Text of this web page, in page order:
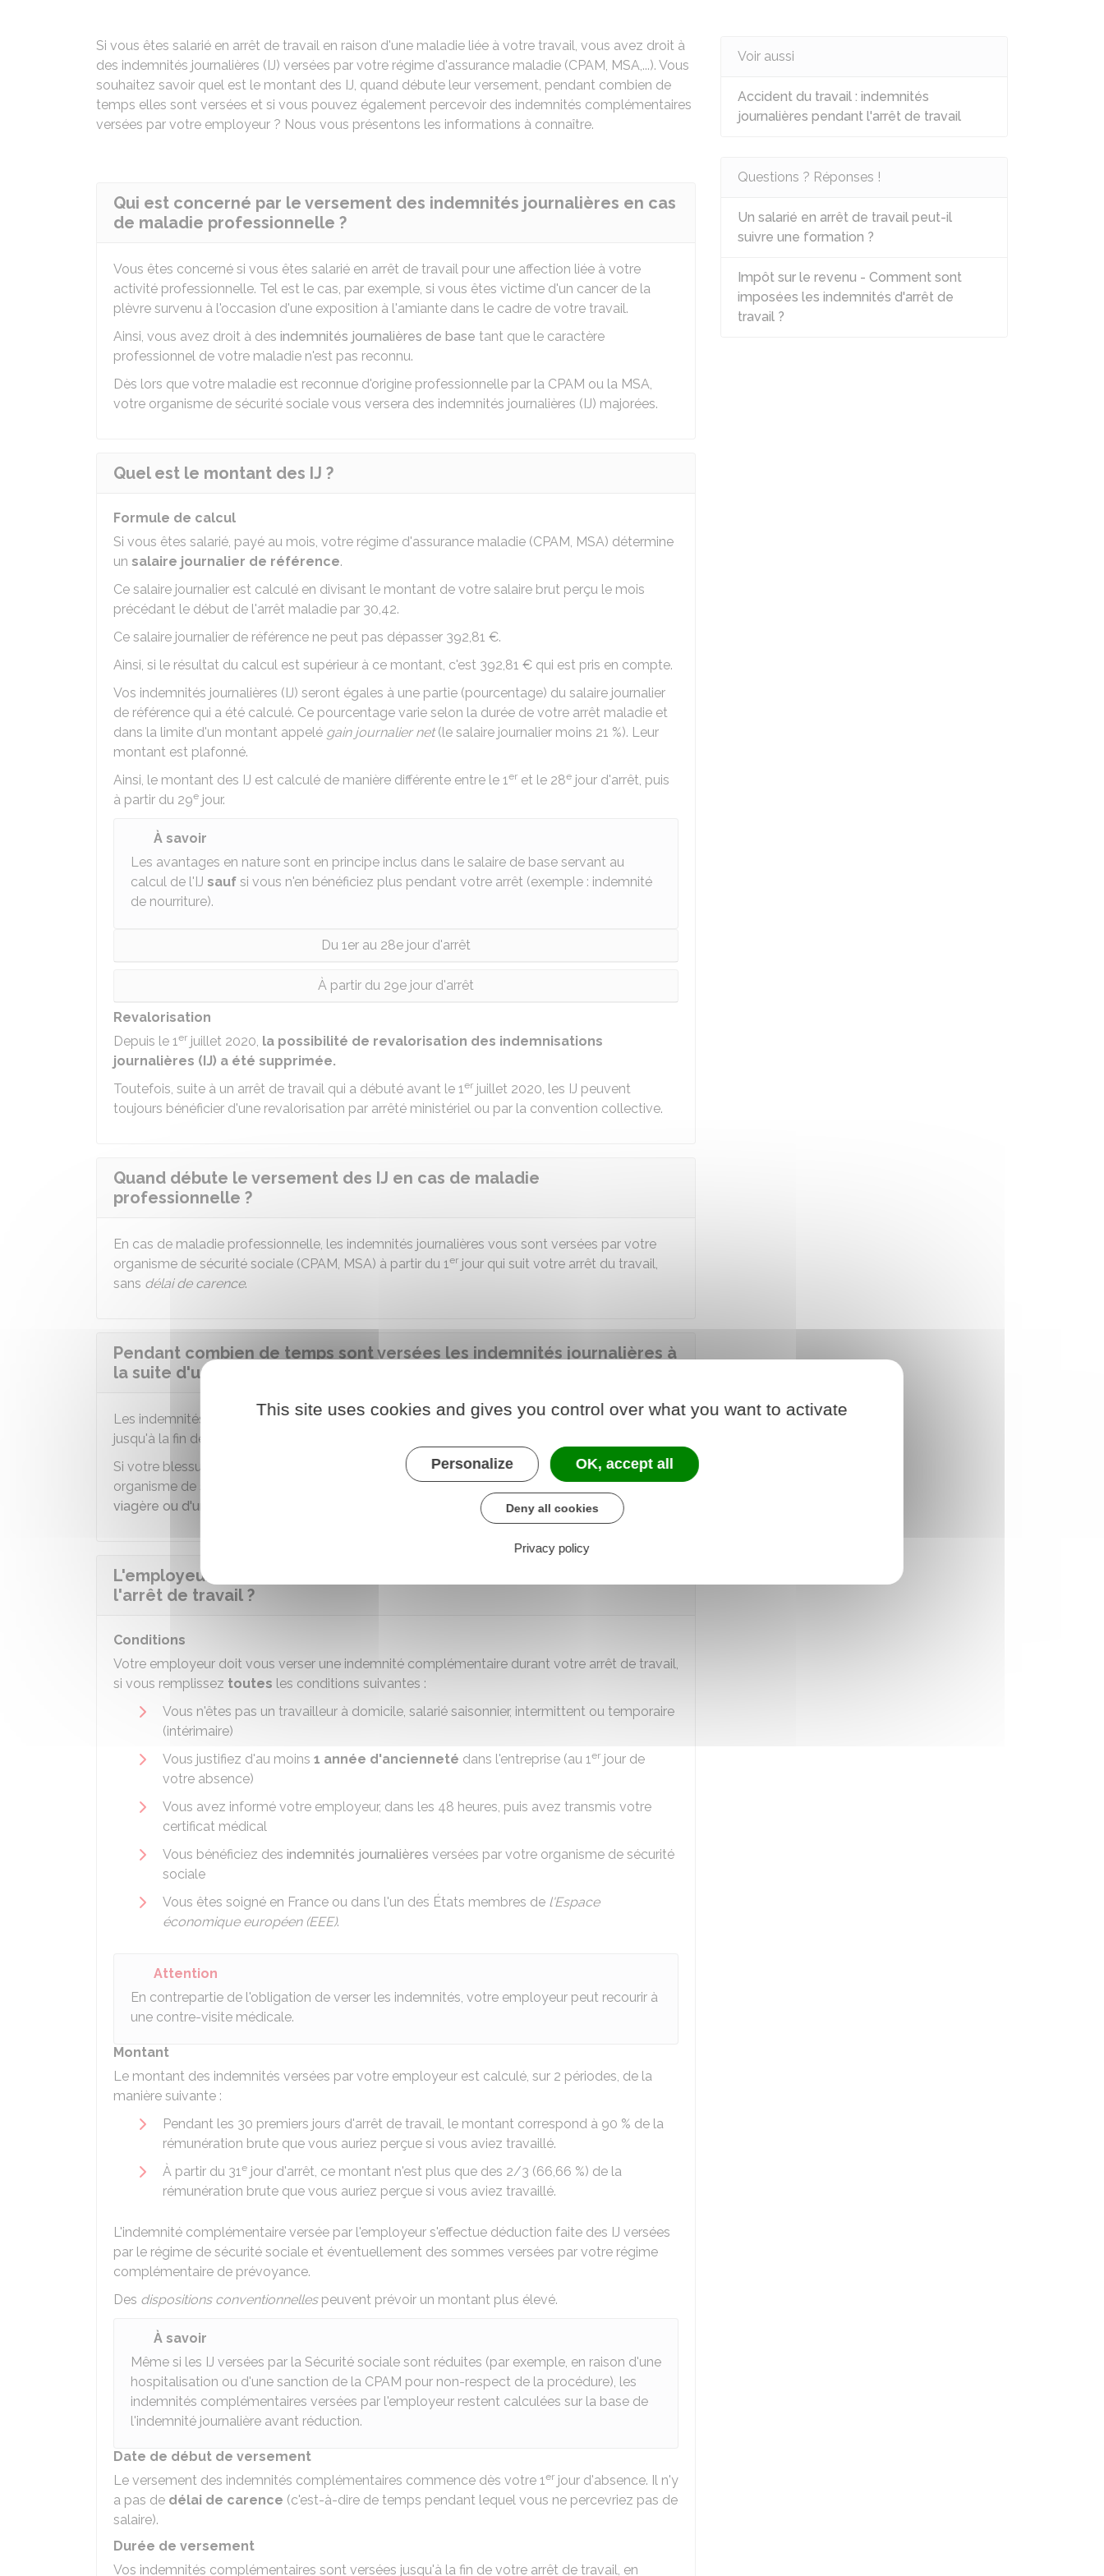
Si vous êtes salarié en arrêt de travail en raison d'une maladie liée à votre travail, vous avez droit à
des indemnités journalières (IJ) versées par votre régime d'assurance maladie (CPAM, MSA,...). Vous
souhaitez savoir quel est le montant des IJ, quand débute leur versement, pendant combien de
temps elles sont versées et si vous pouvez également percevoir des indemnités complémentaires
versées par votre employeur ? Nous vous présentons les informations à connaître.
Qui est concerné par le versement des indemnités journalières en cas
de maladie professionnelle ?
Vous êtes concerné si vous êtes salarié en arrêt de travail pour une affection liée à votre
activité professionnelle. Tel est le cas, par exemple, si vous êtes victime d'un cancer de la
plèvre survenu à l'occasion d'une exposition à l'amiante dans le cadre de votre travail.
Ainsi, vous avez droit à des indemnités journalières de base tant que le caractère
professionnel de votre maladie n'est pas reconnu.
Dès lors que votre maladie est reconnue d'origine professionnelle par la CPAM ou la MSA,
votre organisme de sécurité sociale vous versera des indemnités journalières (IJ) majorées.
Quel est le montant des IJ ?
Formule de calcul
Si vous êtes salarié, payé au mois, votre régime d'assurance maladie (CPAM, MSA) détermine
un salaire journalier de référence.
Ce salaire journalier est calculé en divisant le montant de votre salaire brut perçu le mois
précédant le début de l'arrêt maladie par 30,42.
Ce salaire journalier de référence ne peut pas dépasser 392,81 €.
Ainsi, si le résultat du calcul est supérieur à ce montant, c'est 392,81 € qui est pris en compte.
Vos indemnités journalières (IJ) seront égales à une partie (pourcentage) du salaire journalier
de référence qui a été calculé. Ce pourcentage varie selon la durée de votre arrêt maladie et
dans la limite d'un montant appelé gain journalier net(le salaire journalier moins 21 %). Leur
montant est plafonné.
Ainsi, le montant des IJ est calculé de manière différente entre le 1er et le 28e jour d'arrêt, puis
à partir du 29e jour.
À savoir
Les avantages en nature sont en principe inclus dans le salaire de base servant au
calcul de l'IJ sauf si vous n'en bénéficiez plus pendant votre arrêt (exemple : indemnité
de nourriture).
Du 1er au 28e jour d'arrêt
À partir du 29e jour d'arrêt
Revalorisation
Depuis le 1er juillet 2020, la possibilité de revalorisation des indemnisations
journalières (IJ) a été supprimée.
Toutefois, suite à un arrêt de travail qui a débuté avant le 1er juillet 2020, les IJ peuvent
toujours bénéficier d'une revalorisation par arrêté ministériel ou par la convention collective.
Quand débute le versement des IJ en cas de maladie
professionnelle ?
En cas de maladie professionnelle, les indemnités journalières vous sont versées par votre
organisme de sécurité sociale (CPAM, MSA) à partir du 1er jour qui suit votre arrêt du travail,
sans délai de carence.
Pendant combien de temps sont versées les indemnités journalières à
la suite d'une maladie professionnelle ?
Les indemnités journalières sont versées pendant toute la période d'incapacité de travail,
jusqu'à la fin de l'arrêt ou la
Si votre blessure est consolidée, un taux d'incapacité permanente (IPP) est fixé par votre
organisme de sécurité sociale (
) et vous ouvre droit auversement d'une rente
viagère ou d'une indemnité forfaitaire en capital
L'employeur doit-il verser une indemnité complémentaire pendant
l'arrêt de travail ?
Conditions
Votre employeur doit vous verser une indemnité complémentaire durant votre arrêt de travail,
si vous remplissez toutes les conditions suivantes :
Vous n'êtes pas un travailleur à domicile, salarié saisonnier, intermittent ou temporaire
(intérimaire)
Vous justifiez d'au moins 1 année d'ancienneté dans l'entreprise (au 1er jour de
votre absence)
Vous avez informé votre employeur, dans les 48 heures, puis avez transmis votre
certificat médical
Vous bénéficiez des indemnités journalières versées par votre organisme de sécurité
sociale
Vous êtes soigné en France ou dans l'un des États membres de l'Espace
économique européen (EEE).
Attention
En contrepartie de l'obligation de verser les indemnités, votre employeur peut recourir à
une contre-visite médicale.
Montant
Le montant des indemnités versées par votre employeur est calculé, sur 2 périodes, de la
manière suivante :
Pendant les 30 premiers jours d'arrêt de travail, le montant correspond à 90 % de la
rémunération brute que vous auriez perçue si vous aviez travaillé.
À partir du 31e jour d'arrêt, ce montant n'est plus que des 2/3 (66,66 %) de la
rémunération brute que vous auriez perçue si vous aviez travaillé.
L'indemnité complémentaire versée par l'employeur s'effectue déduction faite des IJ versées
par le régime de sécurité sociale et éventuellement des sommes versées par votre régime
complémentaire de prévoyance.
Des dispositions conventionnellespeuvent prévoir un montant plus élevé.
À savoir
Même si les IJ versées par la Sécurité sociale sont réduites (par exemple, en raison d'une
hospitalisation ou d'une sanction de la CPAM pour non-respect de la procédure), les
indemnités complémentaires versées par l'employeur restent calculées sur la base de
l'indemnité journalière avant réduction.
Date de début de versement
Le versement des indemnités complémentaires commence dès votre 1er jour d'absence. Il n'y
a pas de délai de carence (c'est-à-dire de temps pendant lequel vous ne percevriez pas de
salaire).
Durée de versement
Vos indemnités complémentaires sont versées jusqu'à la fin de votre arrêt de travail, en
Voir aussi
Accident du travail : indemnités
journalières pendant l'arrêt de travail
Questions ? Réponses !
Un salarié en arrêt de travail peut-il
suivre une formation ?
Impôt sur le revenu - Comment sont
imposées les indemnités d'arrêt de
travail ?
This site uses cookies and gives you control over what you want to activate
Personalize OK, accept all
Deny all cookies
Privacy policy